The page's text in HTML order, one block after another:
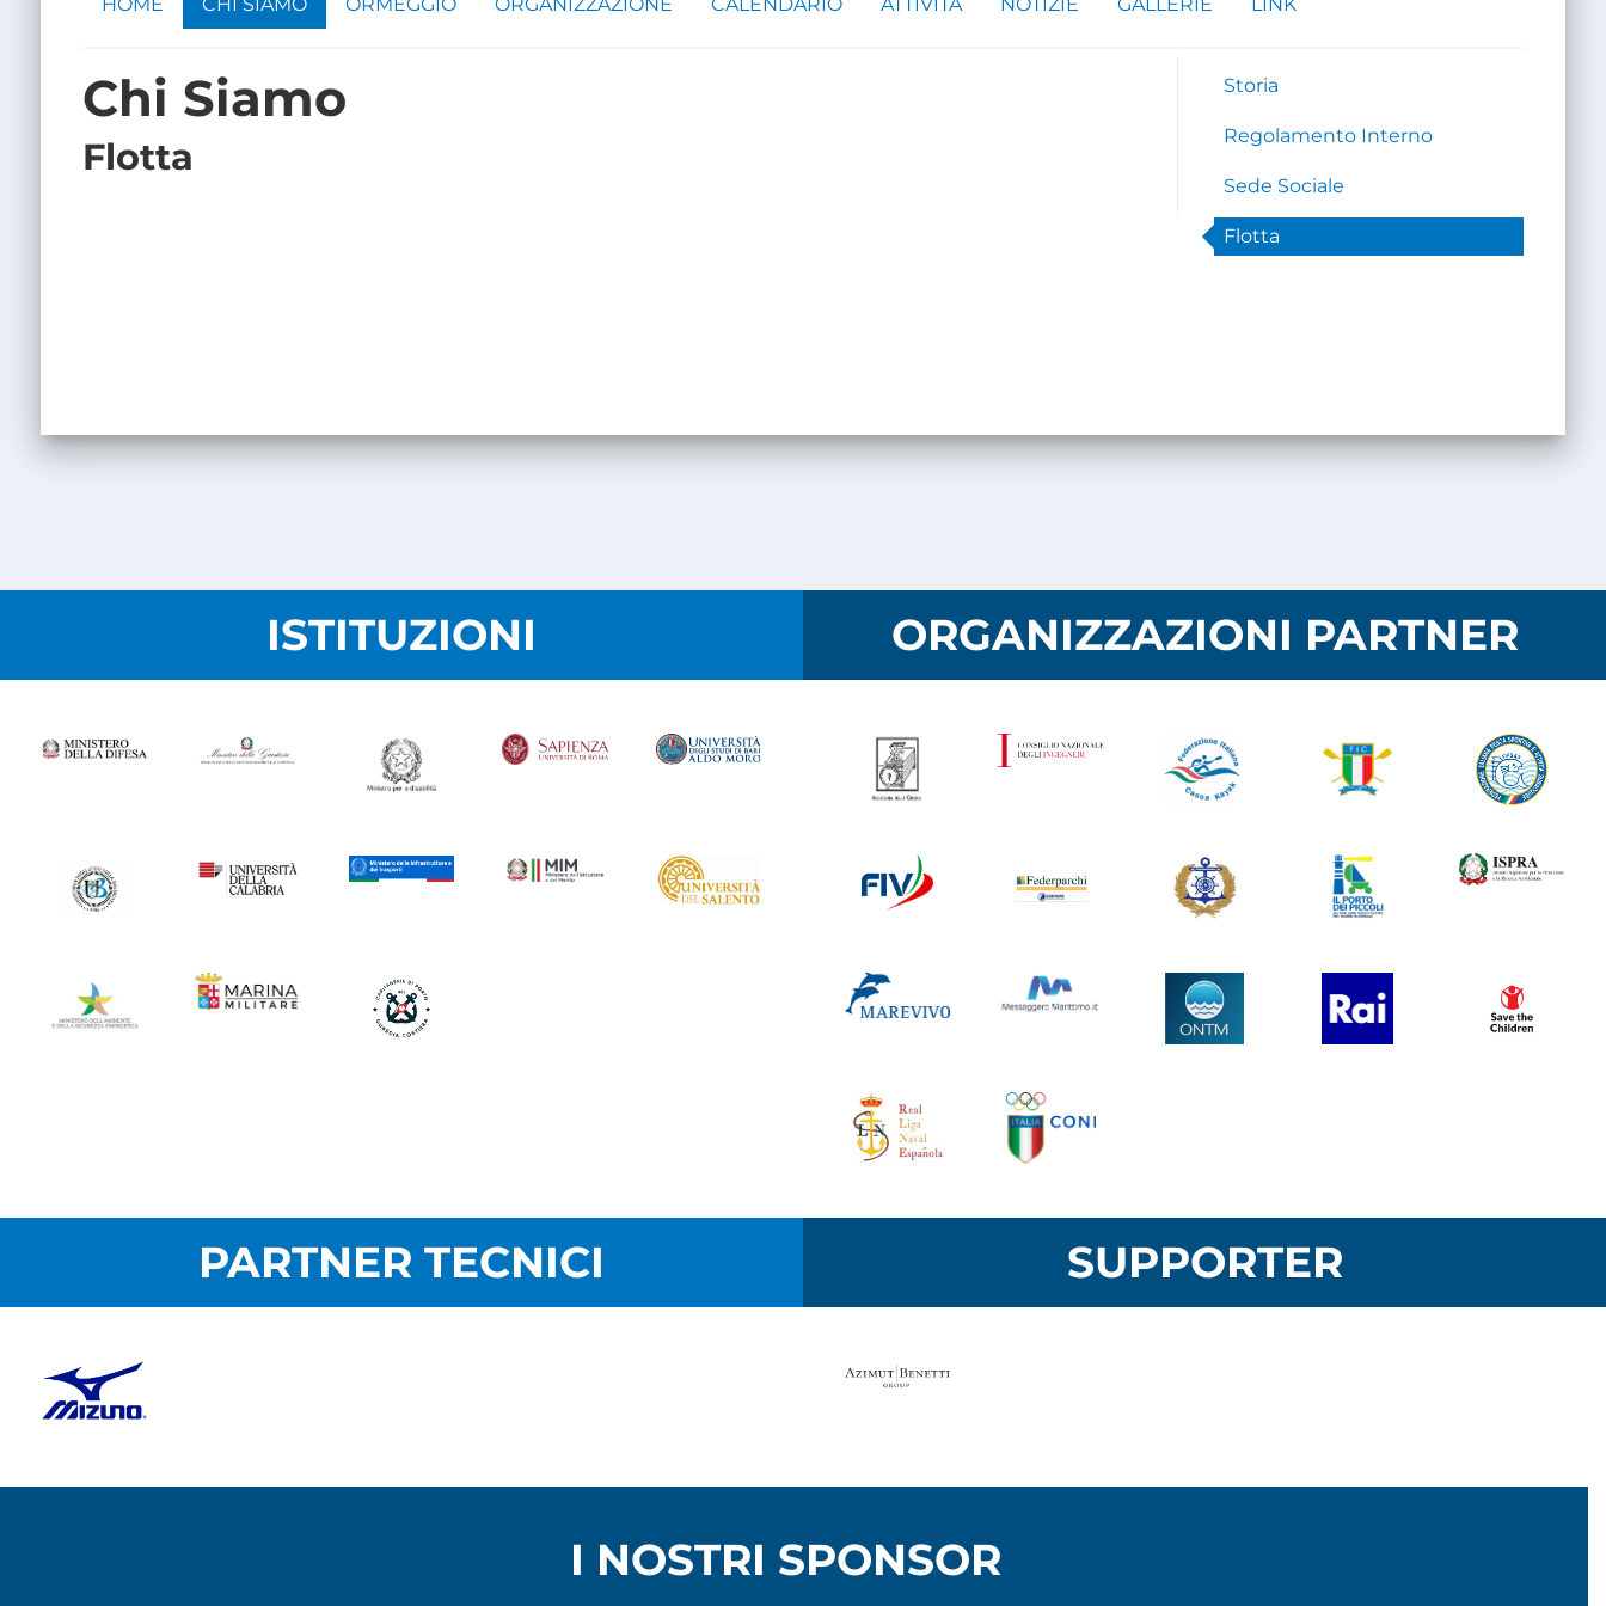
Chi Siamo
Flotta
Storia
Regolamento Interno
Sede Sociale
Flotta
ISTITUZIONI ORGANIZZAZIONI PARTNER
PARTNER TECNICI SUPPORTER
I NOSTRI SPONSOR